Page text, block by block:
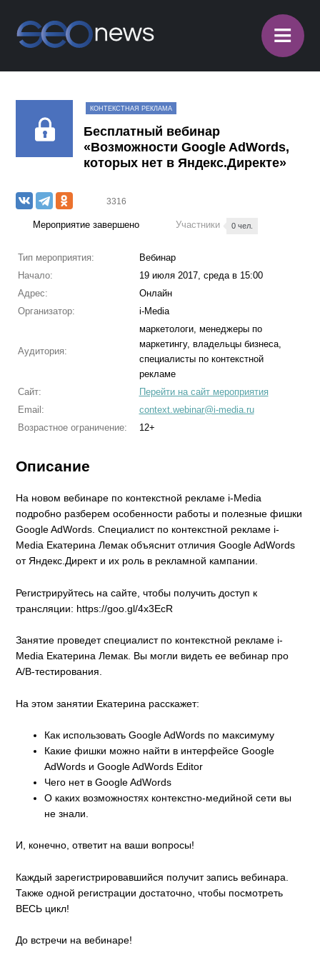
≡
КОНТЕКСТНАЯ РЕКЛАМА
Бесплатный вебинар
«Возможности Google AdWords,
которых нет в Яндекс.Директе»
3316
Мероприятие завершено Участники 0 чел.
Тип мероприятия:
Вебинар
Начало:
19 июля 2017, среда в 15:00
Адрес:
Онлайн
Организатор:
i-Media
Аудитория:
маркетологи, менеджеры по
маркетингу, владельцы бизнеса,
специалисты по контекстной
рекламе
Сайт:
Перейти на сайт мероприятия
Email:
context.webinar@i-media.ru
Возрастное ограничение:
12+
Описание
На новом вебинаре по контекстной рекламе i-Media
подробно разберем особенности работы и полезные фишки
Google AdWords. Специалист по контекстной рекламе i-
Media Екатерина Лемак объяснит отличия Google AdWords
от Яндекс.Директ и их роль в рекламной кампании.
Регистрируйтесь на сайте, чтобы получить доступ к
трансляции: https://goo.gl/4x3EcR
Занятие проведет специалист по контекстной рекламе i-
Media Екатерина Лемак. Вы могли видеть ее вебинар про
A/B-тестирования.
На этом занятии Екатерина расскажет:
Как использовать Google AdWords по максимуму
Какие фишки можно найти в интерфейсе Google
AdWords и Google AdWords Editor
Чего нет в Google AdWords
О каких возможностях контекстно-медийной сети вы
не знали.
И, конечно, ответит на ваши вопросы!
Каждый зарегистрировавшийся получит запись вебинара.
Также одной регистрации достаточно, чтобы посмотреть
ВЕСЬ цикл!
До встречи на вебинаре!